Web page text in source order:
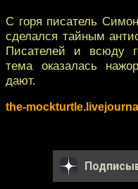
С горя писатель
сделался тайным
Писателей и всюду
тема оказалась
дают.
the-